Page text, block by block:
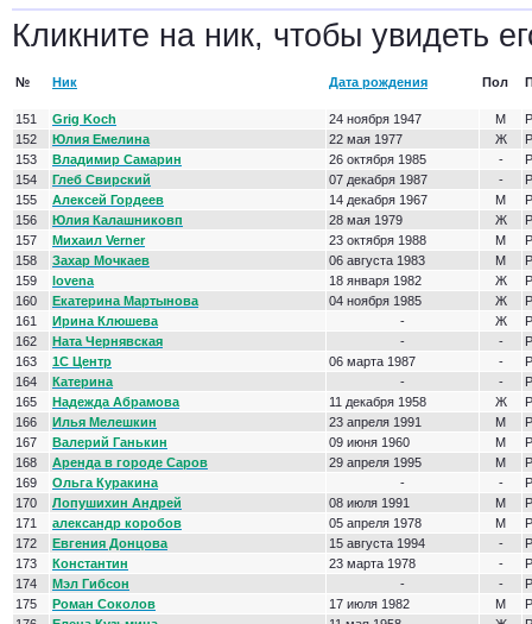
Кликните на ник, чтобы увидеть
№ Ник Дата рождения Пол
151 Grig Koch 24 ноября 1947 М
152
Юлия Емелина 22 мая 1977 Ж
153
Владимир Самарин 26 октября 1985 -
154
Глеб Свирский 07 декабря 1987 -
155
Алексей Гордеев 14 декабря 1967 М
156
Юлия Калашниковп 28 мая 1979 Ж
157
Михаил Verner 23 октября 1988 М
158
Захар Мочкаев 06 августа 1983 М
159
lovena 18 января 1982 Ж
160
Екатерина Мартынова 04 ноября 1985 Ж
161
Ирина Клюшева - Ж
162
Ната Чернявская - -
163
1С Центр 06 марта 1987 -
164
Катерина - -
165
Надежда Абрамова 11 декабря 1958 Ж
166
Илья Мелешкин 23 апреля 1991 М
167
Валерий Ганькин 09 июня 1960 М
168
Аренда в городе Саров 29 апреля 1995 М
169
Ольга Куракина - -
170
Лопушихин Андрей 08 июля 1991 М
171
александр коробов 05 апреля 1978 М
172
Евгения Донцова 15 августа 1994 -
173
Константин 23 марта 1978 -
174
Мэл Гибсон - -
175
Роман Соколов 17 июля 1982 М